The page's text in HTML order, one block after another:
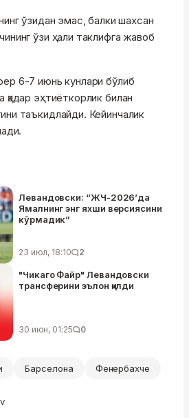
ўзидан эмас, балки шахсан
ўзи ҳали таклифга жавоб
6-7 июнь кунлари бўлиб
қадар эҳтиёткорлик билан
таъкидлайди. Кейинчалик
Левандовски: “ЖЧ-2026’да
Ямалнинг энг яхши версиясини
кўрмадик”
23 июл, 18:10 2
"Чикаго Файр" Левандовски
трансферини эълон қилди
30 июн, 01:25 0
Барселона Фенербахче